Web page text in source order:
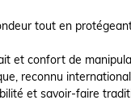
tout en
et confort de
reconnu
et savoir-faire